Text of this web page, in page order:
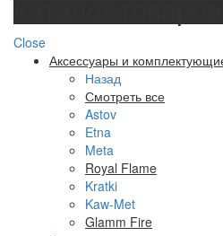
Close
Аксессуары и
Назад
Смотреть все
Astov
Etna
Meta
Royal Flame
Kratki
Kaw-Met
Glamm Fire